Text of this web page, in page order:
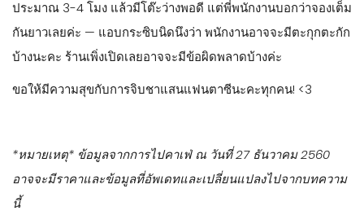
ประมาณ 3-4 โมง แล้วมีโต๊ะว่างพอดี แต่พี่พนักงานบอกว่าจองเต็ม
กันยาวเลยค่ะ — แอบกระซิบนิดนึงว่า พนักงานอาจจะมีตะกุกตะกัก
บ้างนะคะ ร้านเพิ่งเปิดเลยอาจจะมีข้อผิดพลาดบ้างค่ะ
ขอให้มีความสุขกับการจิบชาแสนแฟนตาซีนะคะทุกคน! <3
*หมายเหตุ* ข้อมูลจากการไปคาเฟ่ ณ วันที่ 27 ธันวาคม 2560
อาจจะมีราคาและข้อมูลที่อัพเดทและเปลี่ยนแปลงไปจากบทความ
นี้